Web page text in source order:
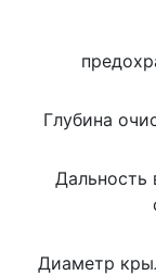
Глубина
Дальность
Диаметр